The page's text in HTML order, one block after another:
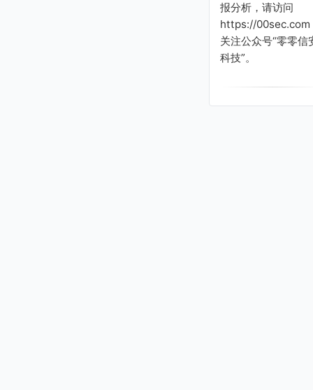
报分析，请访问
https://00sec.com
关注公众号“零零信
科技”。